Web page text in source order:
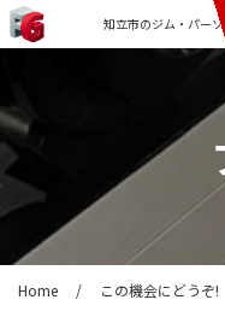
知立市のジム・パーソ
Home / この機会にどうぞ!